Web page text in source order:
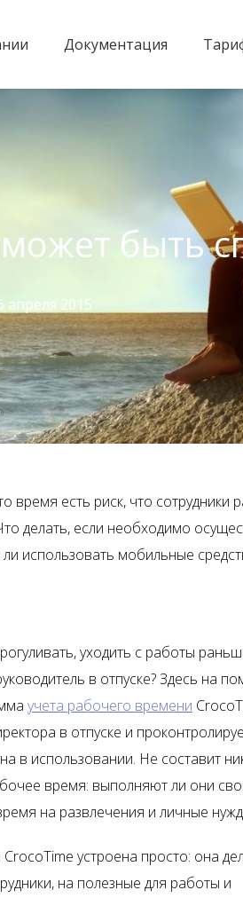
Документация
быть
апреля 2015
есть риск, что сотрудники
делать, если необходимо
использовать мобильные
уходить с работы
в отпуске? Здесь на
учета рабочего времени
в отпуске и
в использовании. Не составит
время: выполняют ли они
на развлечения и личные
устроена просто: она
на полезные для работы и